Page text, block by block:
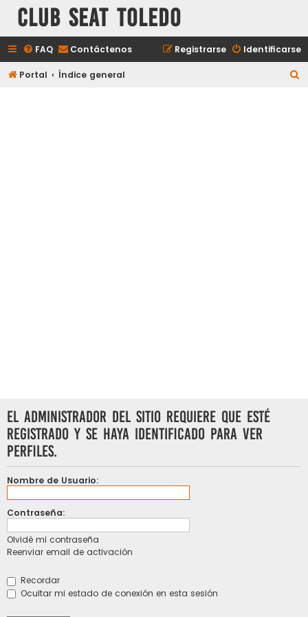
Club Seat Toledo
FAQ Contáctenos Identificarse
Registrarse
Portal Índice general
El administrador del sitio requiere que esté
registrado y se haya identificado para ver
perfiles.
Nombre de Usuario:
Contraseña:
Olvidé mi contraseña
Reenviar email de activación
Recordar
Ocultar mi estado de conexión en esta sesión